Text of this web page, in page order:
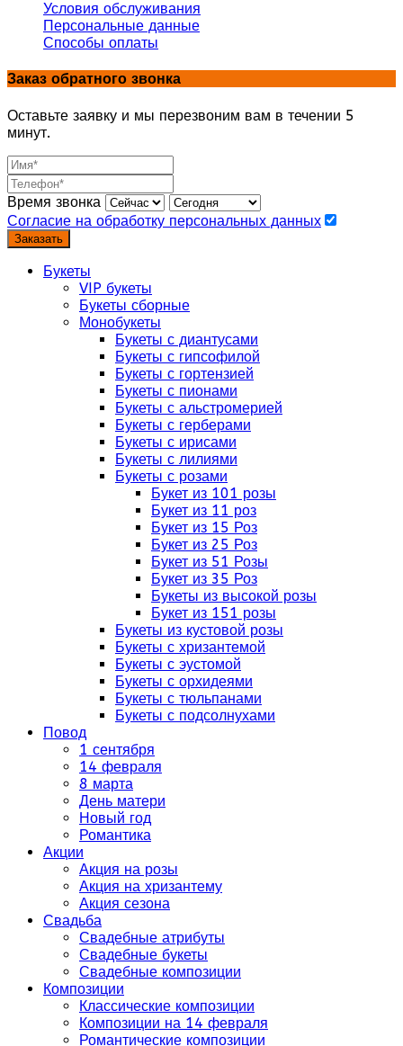
Условия обслуживания
Персональные данные
Способы оплаты
Заказ обратного звонка
Оставьте заявку и мы перезвоним вам в течении 5
минут.
Время звонка
Согласие на обработку персональных данных
Заказать
Букеты
VIP букеты
Букеты сборные
Монобукеты
Букеты с диантусами
Букеты с гипсофилой
Букеты с гортензией
Букеты с пионами
Букеты с альстромерией
Букеты с герберами
Букеты с ирисами
Букеты с лилиями
Букеты с розами
Букет из 101 розы
Букет из 11 роз
Букет из 15 Роз
Букет из 25 Роз
Букет из 51 Розы
Букет из 35 Роз
Букеты из высокой розы
Букет из 151 розы
Букеты из кустовой розы
Букеты с хризантемой
Букеты с эустомой
Букеты с орхидеями
Букеты с тюльпанами
Букеты с подсолнухами
Повод
1 сентября
14 февраля
8 марта
День матери
Новый год
Романтика
Акции
Акция на розы
Акция на хризантему
Акция сезона
Свадьба
Свадебные атрибуты
Свадебные букеты
Свадебные композиции
Композиции
Классические композиции
Композиции на 14 февраля
Романтические композиции